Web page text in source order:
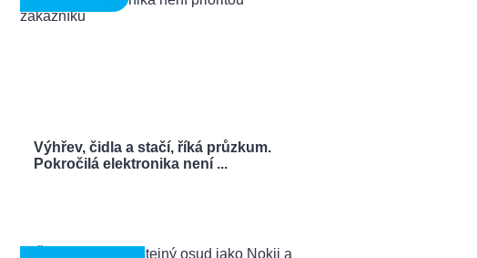
Výhřev, čidla a stačí, říká průzkum.
Pokročilá elektronika není ...